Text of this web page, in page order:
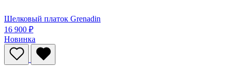
Шелковый платок Grenadin
16 900 ₽
Новинка